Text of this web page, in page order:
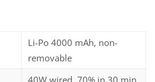
Li-Po 4000 mAh, non-
removable